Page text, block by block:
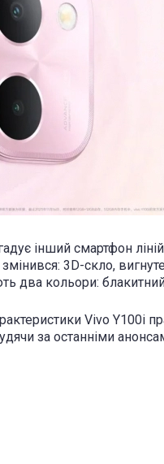
інший смартфон
3D-скло,
два кольори:
Vivo Y100i
за останніми